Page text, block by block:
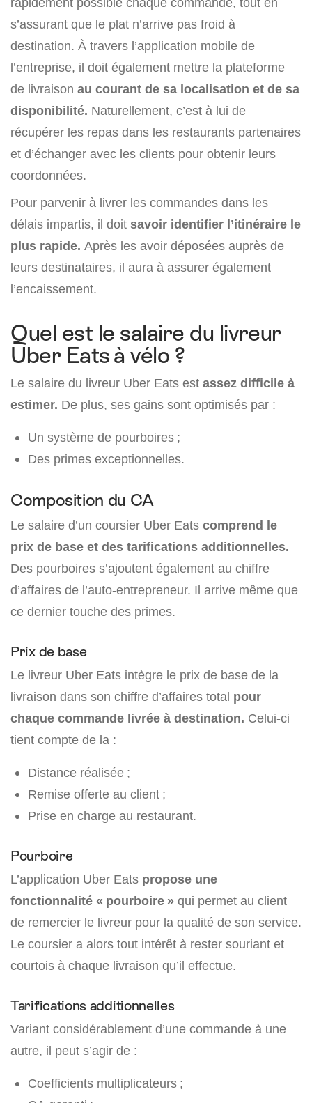
s’assurant que le plat n’arrive pas froid à
destination. À travers l’application mobile de
l’entreprise, il doit également mettre la plateforme
de livraison au courant de sa localisation et de sa
disponibilité. Naturellement, c’est à lui de
récupérer les repas dans les restaurants partenaires
et d’échanger avec les clients pour obtenir leurs
coordonnées.
Pour parvenir à livrer les commandes dans les
délais impartis, il doit savoir identifier l’itinéraire le
plus rapide. Après les avoir déposées auprès de
leurs destinataires, il aura à assurer également
l’encaissement.
Quel est le salaire du livreur
Uber Eats à vélo ?
Le salaire du livreur Uber Eats est assez difficile à
estimer. De plus, ses gains sont optimisés par :
Un système de pourboires ;
Des primes exceptionnelles.
Composition du CA
Le salaire d’un coursier Uber Eats comprend le
prix de base et des tarifications additionnelles.
Des pourboires s’ajoutent également au chiffre
d’affaires de l’auto-entrepreneur. Il arrive même que
ce dernier touche des primes.
Prix de base
Le livreur Uber Eats intègre le prix de base de la
livraison dans son chiffre d’affaires total pour
chaque commande livrée à destination. Celui-ci
tient compte de la :
Distance réalisée ;
Remise offerte au client ;
Prise en charge au restaurant.
Pourboire
L’application Uber Eats propose une
fonctionnalité « pourboire » qui permet au client
de remercier le livreur pour la qualité de son service.
Le coursier a alors tout intérêt à rester souriant et
courtois à chaque livraison qu’il effectue.
Tarifications additionnelles
Variant considérablement d’une commande à une
autre, il peut s’agir de :
Coefficients multiplicateurs ;